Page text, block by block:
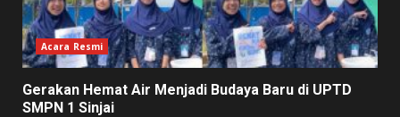
Acara Resmi
Gerakan Hemat Air Menjadi Budaya Baru di UPTD
SMPN 1 Sinjai